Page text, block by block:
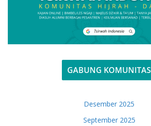
GABUNG KOMUNITAS
Desember 2025
September 2025